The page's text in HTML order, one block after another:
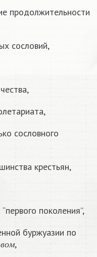
продолжительности
сословий,
сословного
крестьян,
поколения”,
буржуазии по
в ом
вом,